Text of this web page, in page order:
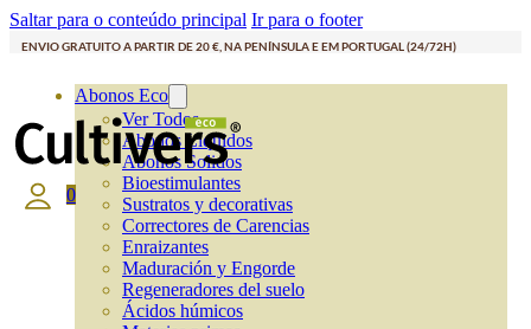
Saltar para o conteúdo principal Ir para o footer
ENVIO GRATUITO A PARTIR DE 20 €, NA PENÍNSULA E EM PORTUGAL (24/72H)
Abonos Eco
Ver Todos
Abonos Líquidos
Abonos Solidos
Bioestimulantes
Sustratos y decorativas
Correctores de Carencias
Enraizantes
Maduración y Engorde
Regeneradores del suelo
Ácidos húmicos
0